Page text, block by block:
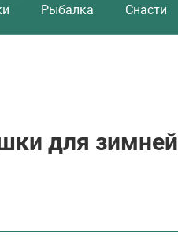
Рыбалка Снасти
для зимней